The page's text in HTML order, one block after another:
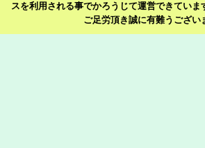
スを利用される事でかろうじて運営できていま
ご足労頂き誠に有難うござい